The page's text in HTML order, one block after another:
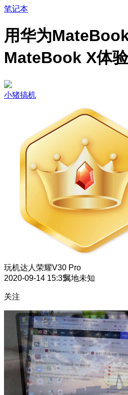
笔记本
用华为
MateBook X体验
小猪搞机
玩机达人 荣耀V30 Pro
2020-09-14 15:35属地未知
关注